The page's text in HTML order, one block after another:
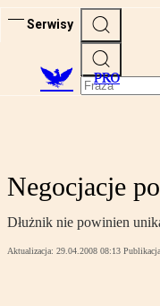
Serwisy
PRO
Negocjacje
Dłużnik nie powinien
Aktualizacja: 29.04.2008 08:13